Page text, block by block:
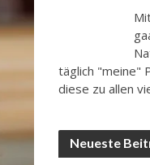
täglich "meine"
diese zu allen
Neueste